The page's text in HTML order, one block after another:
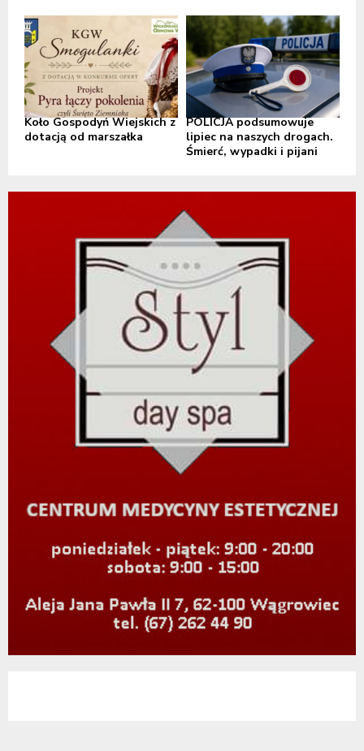
Koło Gospodyń Wiejskich z
dotacją od marszałka
POLICJA podsumowuje
lipiec na naszych drogach.
Śmierć, wypadki i pijani